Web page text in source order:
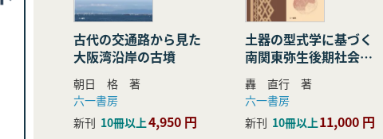
古代の交通路から見た
大阪湾沿岸の古墳
朝日 格 著
六一書房
新刊 10冊以上4,950 円
土器の型式学に基づく
南関東弥生後期社会の
研究
轟 直行 著
六一書房
新刊 10冊以上11,000 円